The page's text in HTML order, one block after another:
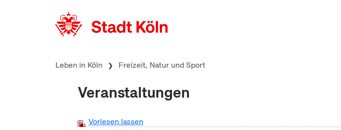
Leben in Köln Freizeit, Natur und Sport
Veranstaltungen
Vorlesen lassen